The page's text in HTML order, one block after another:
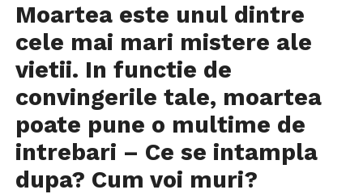
Moartea este unul dintre
cele mai mari mistere ale
vietii. In functie de
convingerile tale, moartea
poate pune o multime de
intrebari – Ce se intampla
dupa? Cum voi muri?